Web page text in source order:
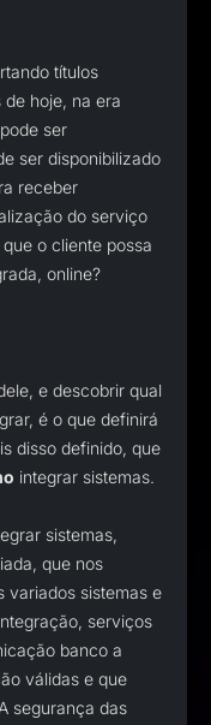
títulos
hoje, na era
ser
ser disponibilizado
receber
do serviço
o cliente possa
online?
e descobrir qual
é o que definirá
disso definido, que
integrar sistemas.
sistemas,
que nos
variados sistemas e
serviços
banco a
válidas e que
segurança das